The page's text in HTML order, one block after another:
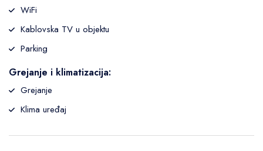
WiFi
Kablovska TV u objektu
Parking
Grejanje i klimatizacija:
Grejanje
Klima uređaj